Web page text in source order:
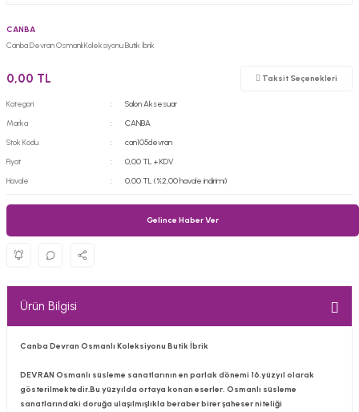
CANBA
Canba Devran Osmanlı Koleksiyonu Butik İbrik
0,00 TL Taksit Seçenekleri
Kategori
Salon Aksesuar
Marka
CANBA
Stok Kodu
can105devran
Fiyat
0,00 TL + KDV
Havale
0,00 TL (%2,00 havale indirimi)
Gelince Haber Ver
Ürün Bilgisi
Canba Devran Osmanlı Koleksiyonu Butik İbrik
DEVRAN Osmanlı süsleme sanatlarının en parlak dönemi 16.yüzyıl olarak
gösterilmektedir.Bu yüzyılda ortaya konan eserler, Osmanlı süsleme
sanatlarındaki doruğa ulaşılmışlıkla beraber birer şaheser niteliği